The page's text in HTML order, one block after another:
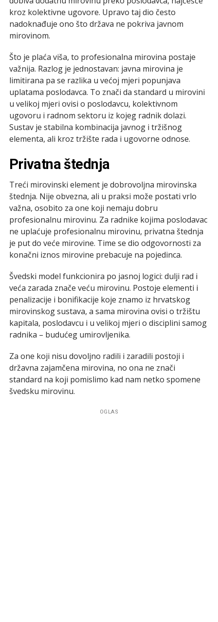
kroz kolektivne ugovore. Upravo taj dio često
nadoknađuje ono što država ne pokriva javnom
mirovinom.
Što je plaća viša, to profesionalna mirovina postaje
važnija. Razlog je jednostavan: javna mirovina je
limitirana pa se razlika u većoj mjeri popunjava
uplatama poslodavca. To znači da standard u mirovini
u velikoj mjeri ovisi o poslodavcu, kolektivnom
ugovoru i radnom sektoru iz kojeg radnik dolazi.
Sustav je stabilna kombinacija javnog i tržišnog
elementa, ali kroz tržište rada i ugovorne odnose.
Privatna štednja
Treći mirovinski element je dobrovoljna mirovinska
štednja. Nije obvezna, ali u praksi može postati vrlo
važna, osobito za one koji nemaju dobru
profesionalnu mirovinu. Za radnike kojima poslodavac
ne uplaćuje profesionalnu mirovinu, privatna štednja
je put do veće mirovine. Time se dio odgovornosti za
konačni iznos mirovine prebacuje na pojedinca.
Švedski model funkcionira po jasnoj logici: dulji rad i
veća zarada znače veću mirovinu. Postoje elementi i
penalizacije i bonifikacije koje znamo iz hrvatskog
mirovinskog sustava, a sama mirovina ovisi o tržištu
kapitala, poslodavcu i u velikoj mjeri o disciplini samog
radnika – budućeg umirovljenika.
Za one koji nisu dovoljno radili i zaradili postoji i
državna zajamčena mirovina, no ona ne znači
standard na koji pomislimo kad nam netko spomene
švedsku mirovinu.
OGLAS